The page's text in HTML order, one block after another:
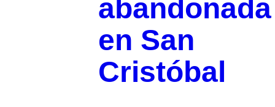
abandonada
en San
Cristóbal